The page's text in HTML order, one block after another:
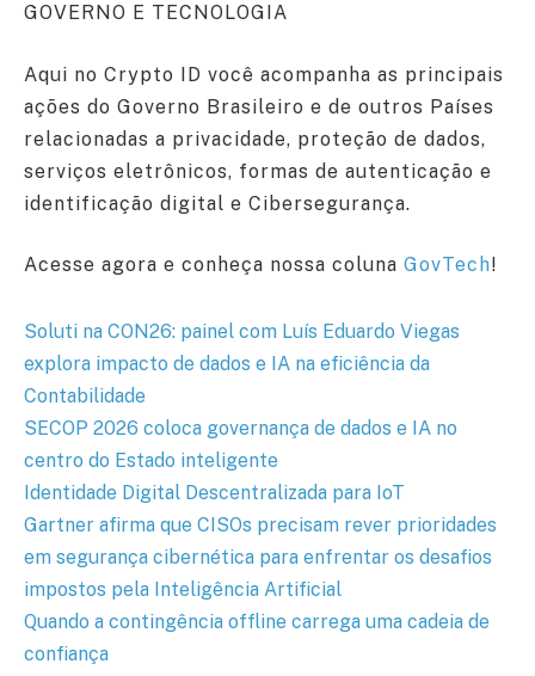
GOVERNO E TECNOLOGIA
Aqui no Crypto ID você acompanha as principais
ações do Governo Brasileiro e de outros Países
relacionadas a privacidade, proteção de dados,
serviços eletrônicos, formas de autenticação e
identificação digital e Cibersegurança.
Acesse agora e conheça nossa coluna GovTech!
Soluti na CON26: painel com Luís Eduardo Viegas
explora impacto de dados e IA na eficiência da
Contabilidade
SECOP 2026 coloca governança de dados e IA no
centro do Estado inteligente
Identidade Digital Descentralizada para IoT
Gartner afirma que CISOs precisam rever prioridades
em segurança cibernética para enfrentar os desafios
impostos pela Inteligência Artificial
Quando a contingência offline carrega uma cadeia de
confiança